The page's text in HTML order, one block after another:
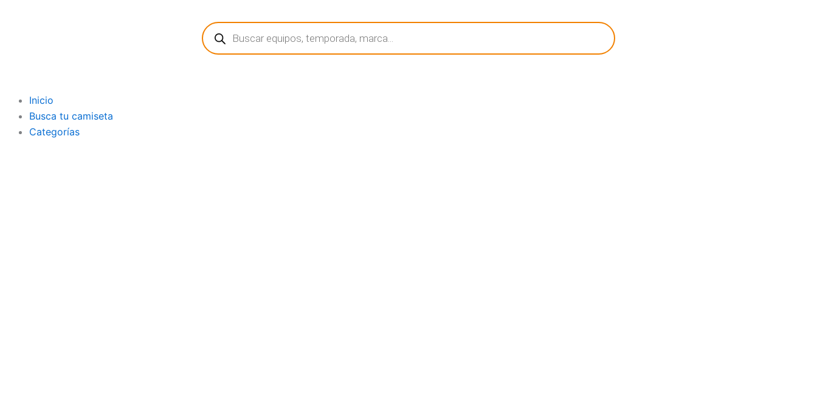
Búsqueda
de
productos
Inicio
Busca tu camiseta
Categorías